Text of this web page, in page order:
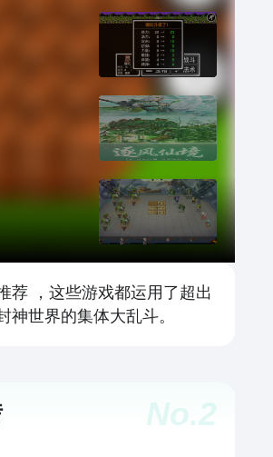
荐 ，这些游戏都运用了超出
世界的集体大乱斗。
No.2